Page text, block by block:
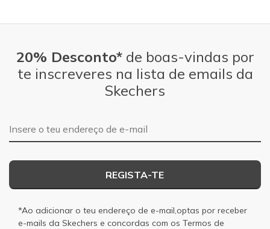
20% Desconto*de boas-vindas por
te inscreveres na lista de emails da
Skechers
Endereço de e-mail
REGISTA-TE
*Ao adicionar o teu endereço de e-mail,optas por receber
e-mails da Skechers e concordas com os Termos de